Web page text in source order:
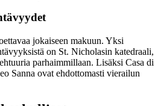
jokaiseen makuun. Yksi
on St. Nicholasin katedraali,
parhaimmillaan. Lisäksi Casa di
Sanna ovat ehdottomasti vierailun